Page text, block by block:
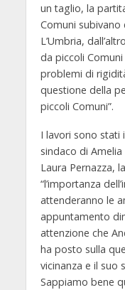
un taglio, la
Comuni subivano
L’Umbria,
da piccoli
problemi di
questione della
piccoli Comuni”.
I lavori sono
sindaco di
Laura Pernazza,
“l’importanza
attenderanno le
appuntamento
attenzione che
ha posto sulla
vicinanza e il suo
Sappiamo bene